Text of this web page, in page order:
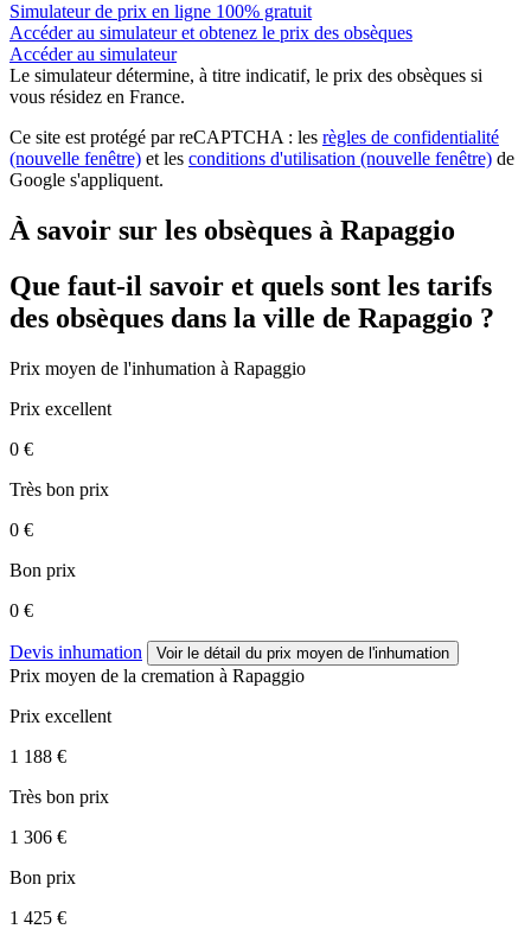
Simulateur de prix en ligne 100% gratuit
Accéder au simulateur et obtenez le prix des obsèques
Accéder au simulateur
Le simulateurdétermine, à titre indicatif, le prix des obsèques si
vous résidez en France.
Ce site est protégé par reCAPTCHA : les règles de confidentialité
(nouvelle fenêtre) et les conditions d'utilisation (nouvelle fenêtre) de
Google s'appliquent.
À savoir sur les obsèques à Rapaggio
Que faut-il savoir et quels sont les tarifs
des obsèques dans la ville de Rapaggio ?
Prix moyen de l'inhumation à Rapaggio
Prix excellent
0 €
Très bon prix
0 €
Bon prix
0 €
Devis inhumation Voir le détail du prix moyen de l'inhumation
Prix moyen de la cremation à Rapaggio
Prix excellent
1 188 €
Très bon prix
1 306 €
Bon prix
1 425 €